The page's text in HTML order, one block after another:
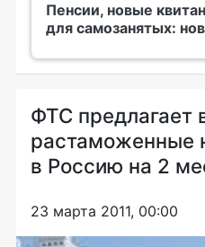
Пенсии, новые
для самозанятых:
ФТС предлагает
растаможенные
в Россию на 2
23 марта 2011, 00:00